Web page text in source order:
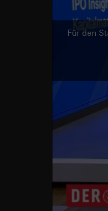
Für den